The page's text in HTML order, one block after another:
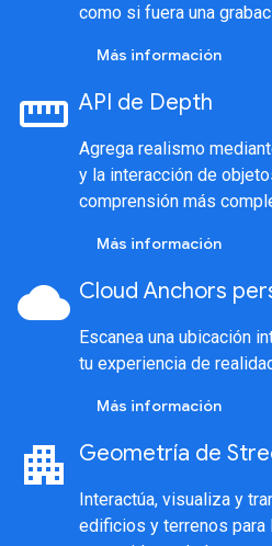
como si fuera una
Más información
straighten API de Depth
Agrega realismo
y la interacción de
comprensión más
Más información
cloud Cloud Anchors
Escanea una ubicación
tu experiencia de
Más información
apartment Geometría de
Interactúa, visualiza y
edificios y terrenos